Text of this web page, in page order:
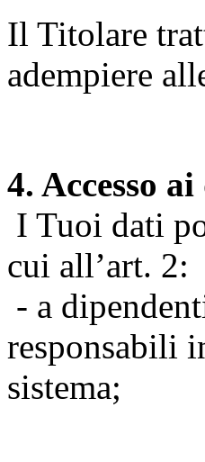
Il Titolare
adempiere
4. Accesso
I Tuoi dati
cui all’art. 2:
- a
responsabili
sistema;